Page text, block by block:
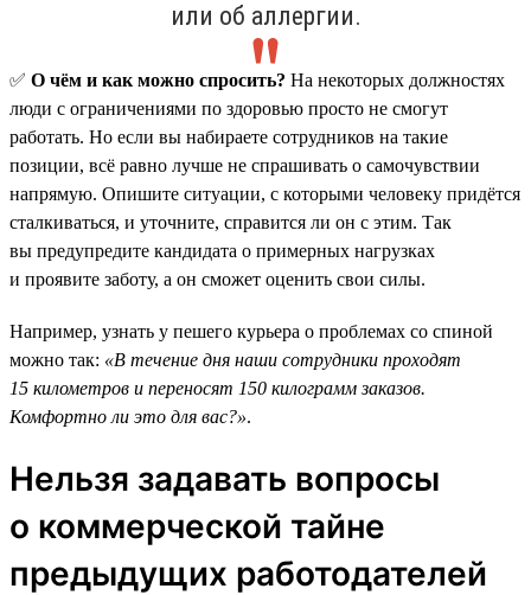
или об аллергии.
✅ О чём и как можно спросить? На некоторых должностях
люди с ограничениями по здоровью просто не смогут
работать. Но если вы набираете сотрудников на такие
позиции, всё равно лучше не спрашивать о самочувствии
напрямую. Опишите ситуации, с которыми человеку придётся
сталкиваться, и уточните, справится ли он с этим. Так
вы предупредите кандидата о примерных нагрузках
и проявите заботу, а он сможет оценить свои силы.
Например, узнать у пешего курьера о проблемах со спиной
можно так: «В течение дня наши сотрудники проходят
15 километров и переносят 150 килограмм заказов.
Комфортно ли это для вас?».
Нельзя задавать вопросы
о коммерческой тайне
предыдущих работодателей